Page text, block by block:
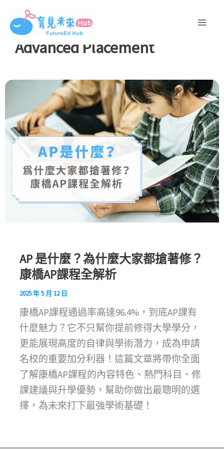
容
Advanced Placement
AP 是什麼？為什麼大家都搶著修？
康橋AP課程全解析
2025 年 5 月 12 日
康橋AP課程通過率高達96.4%，到底AP課有
什麼魅力？它不只幫你提前修得大學學分，
更能展現高度的自律與學術潛力，成為申請
名校的重要加分利器！這篇文章將帶你全面
了解康橋AP課程的內容特色、熱門科目、修
課建議與升學優勢，幫助你做出最聰明的選
擇，為未來打下最強學術基礎！